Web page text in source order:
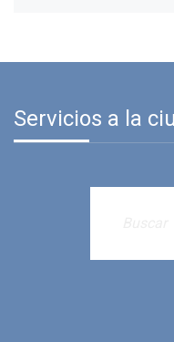
Servicios a la